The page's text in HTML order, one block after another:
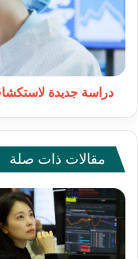
الاهتزازات
على
الصحة
العقلية
دراسة جديدة
مقالات ذات صلة